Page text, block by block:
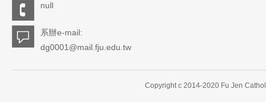
null
系辦e-mail:
dg0001@mail.fju.edu.tw
Copyright c 2014-2020 Fu Jen